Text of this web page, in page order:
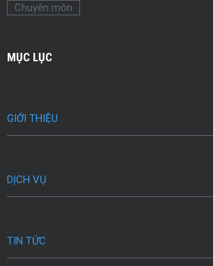
Chuyên môn
MỤC LỤC
GIỚI THIỆU
DỊCH VỤ
TIN TỨC